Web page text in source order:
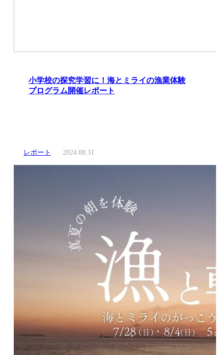
小学校の探究学習に！海とミライの漁業体験
プログラム開催レポート
レポート 2024.08.31